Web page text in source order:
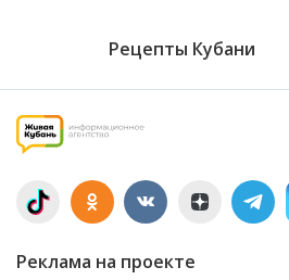
Рецепты Кубани
Реклама на проекте